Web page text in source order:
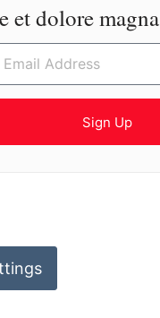
et dolore magna
Sign Up